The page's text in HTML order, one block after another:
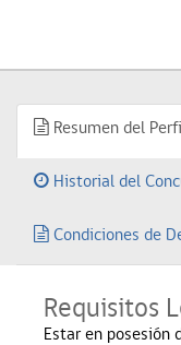
Resumen del
Historial del
Condiciones de
Requisitos
Estar en posesión